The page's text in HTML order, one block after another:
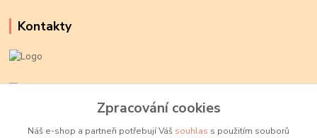
Kontakty
+420 774 719 784
Zpracování cookies
Náš e-shop a partneři potřebují Váš souhlas s použitím souborů